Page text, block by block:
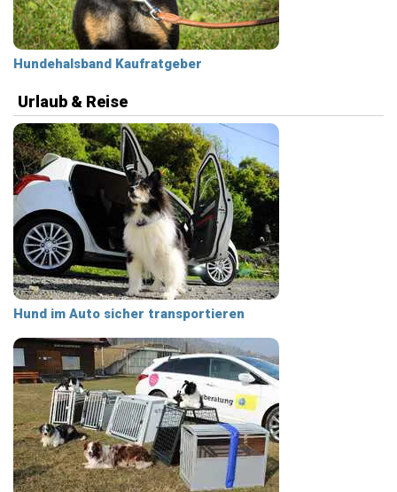
Hundehalsband Kaufratgeber
Urlaub & Reise
Hund im Auto sicher transportieren